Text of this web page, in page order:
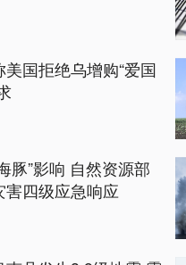
国拒绝乌增购“爱国
豚”影响 自然资源部
害四级应急响应